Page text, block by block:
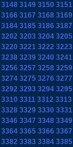
3148 3149 3150 3151
3166 3167 3168 3169
3184 3185 3186 3187
3202 3203 3204 3205
3220 3221 3222 3223
3238 3239 3240 3241
3256 3257 3258 3259
3274 3275 3276 3277
3292 3293 3294 3295
3310 3311 3312 3313
3328 3329 3330 3331
3346 3347 3348 3349
3364 3365 3366 3367
3382 3383 3384 3385